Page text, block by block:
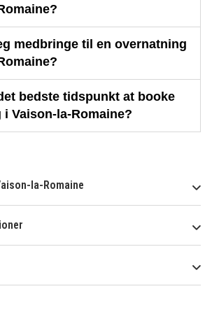
medbringe til en overnatning
bedste tidspunkt at booke
Vaison-la-Romaine?
la-Romaine